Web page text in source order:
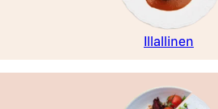
Illallinen